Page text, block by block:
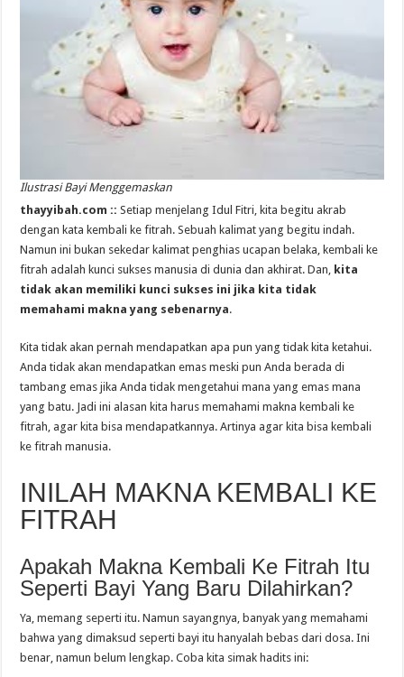
Ilustrasi Bayi Menggemaskan
thayyibah.com ::Setiap menjelang Idul Fitri, kita begitu akrab
dengan kata kembali ke fitrah. Sebuah kalimat yang begitu indah.
Namun ini bukan sekedar kalimat penghias ucapan belaka, kembali ke
fitrah adalah kunci sukses manusia di dunia dan akhirat. Dan, kita
tidak akan memiliki kunci sukses ini jika kita tidak
memahami makna yang sebenarnya.
Kita tidak akan pernah mendapatkan apa pun yang tidak kita ketahui.
Anda tidak akan mendapatkan emas meski pun Anda berada di
tambang emas jika Anda tidak mengetahui mana yang emas mana
yang batu. Jadi ini alasan kita harus memahami makna kembali ke
fitrah, agar kita bisa mendapatkannya. Artinya agar kita bisa kembali
ke fitrah manusia.
INILAH MAKNA KEMBALI KE
FITRAH
Apakah Makna Kembali Ke Fitrah Itu
Seperti Bayi Yang Baru Dilahirkan?
Ya, memang seperti itu. Namun sayangnya, banyak yang memahami
bahwa yang dimaksud seperti bayi itu hanyalah bebas dari dosa. Ini
benar, namun belum lengkap. Coba kita simak hadits ini: